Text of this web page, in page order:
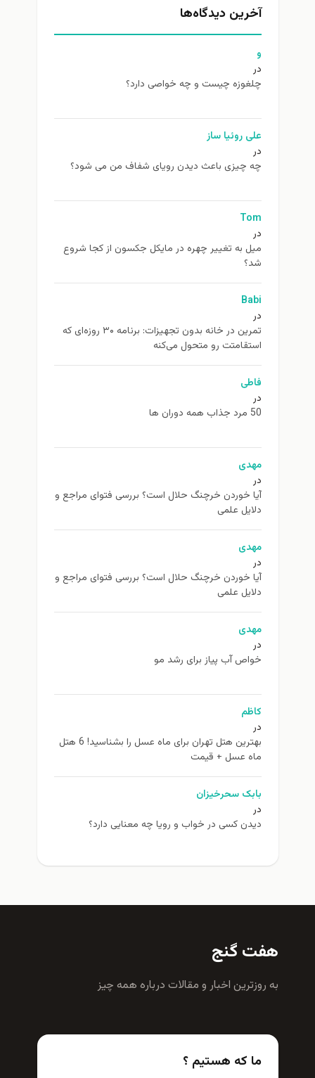
آخرین دیدگاه‌ها
و
در
چلغوزه چیست و چه خواصی دارد؟
علی روئیا ساز
در
چه چیزی باعث دیدن رویای شفاف من می شود؟
Tom
در
ميل به تغيير چهره در مایکل جکسون از كجا شروع
شد؟
Babi
در
تمرین در خانه بدون تجهیزات: برنامه ۳۰ روزه‌ای که
استقامتت رو متحول می‌کنه
فاطی
در
50 مرد جذاب همه دوران ها
مهدی
در
آیا خوردن خرچنگ حلال است؟ بررسی فتوای مراجع و
دلایل علمی
مهدی
در
آیا خوردن خرچنگ حلال است؟ بررسی فتوای مراجع و
دلایل علمی
مهدی
در
خواص آب پیاز برای رشد مو
کاظم
در
بهترین هتل تهران برای ماه عسل را بشناسید! 6 هتل
ماه عسل + قیمت
بابک سحرخیزان
در
دیدن کسی در خواب و رویا چه معنایی دارد؟
هفت گنج
به روزترين اخبار و مقالات درباره همه چيز
ما که هستیم ؟